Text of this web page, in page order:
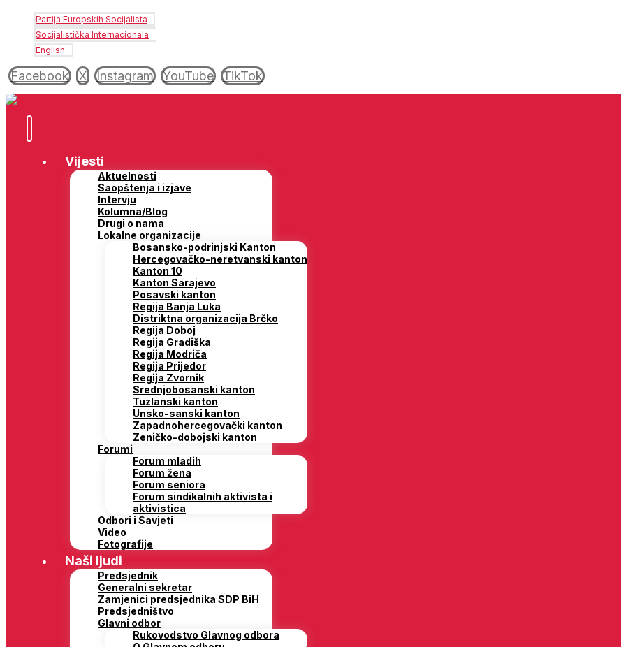
Partija Europskih Socijalista
Socijalistička Internacionala
English
Facebook X Instagram YouTube TikTok
Vijesti
Aktuelnosti
Saopštenja i izjave
Intervju
Kolumna/Blog
Drugi o nama
Lokalne organizacije
Bosansko-podrinjski Kanton
Hercegovačko-neretvanski kanton
Kanton 10
Kanton Sarajevo
Posavski kanton
Regija Banja Luka
Distriktna organizacija Brčko
Regija Doboj
Regija Gradiška
Regija Modriča
Regija Prijedor
Regija Zvornik
Srednjobosanski kanton
Tuzlanski kanton
Unsko-sanski kanton
Zapadnohercegovački kanton
Zeničko-dobojski kanton
Forumi
Forum mladih
Forum žena
Forum seniora
Forum sindikalnih aktivista i
aktivistica
Odbori i Savjeti
Video
Fotografije
Naši ljudi
Predsjednik
Generalni sekretar
Zamjenici predsjednika SDP BiH
Predsjedništvo
Glavni odbor
Rukovodstvo Glavnog odbora